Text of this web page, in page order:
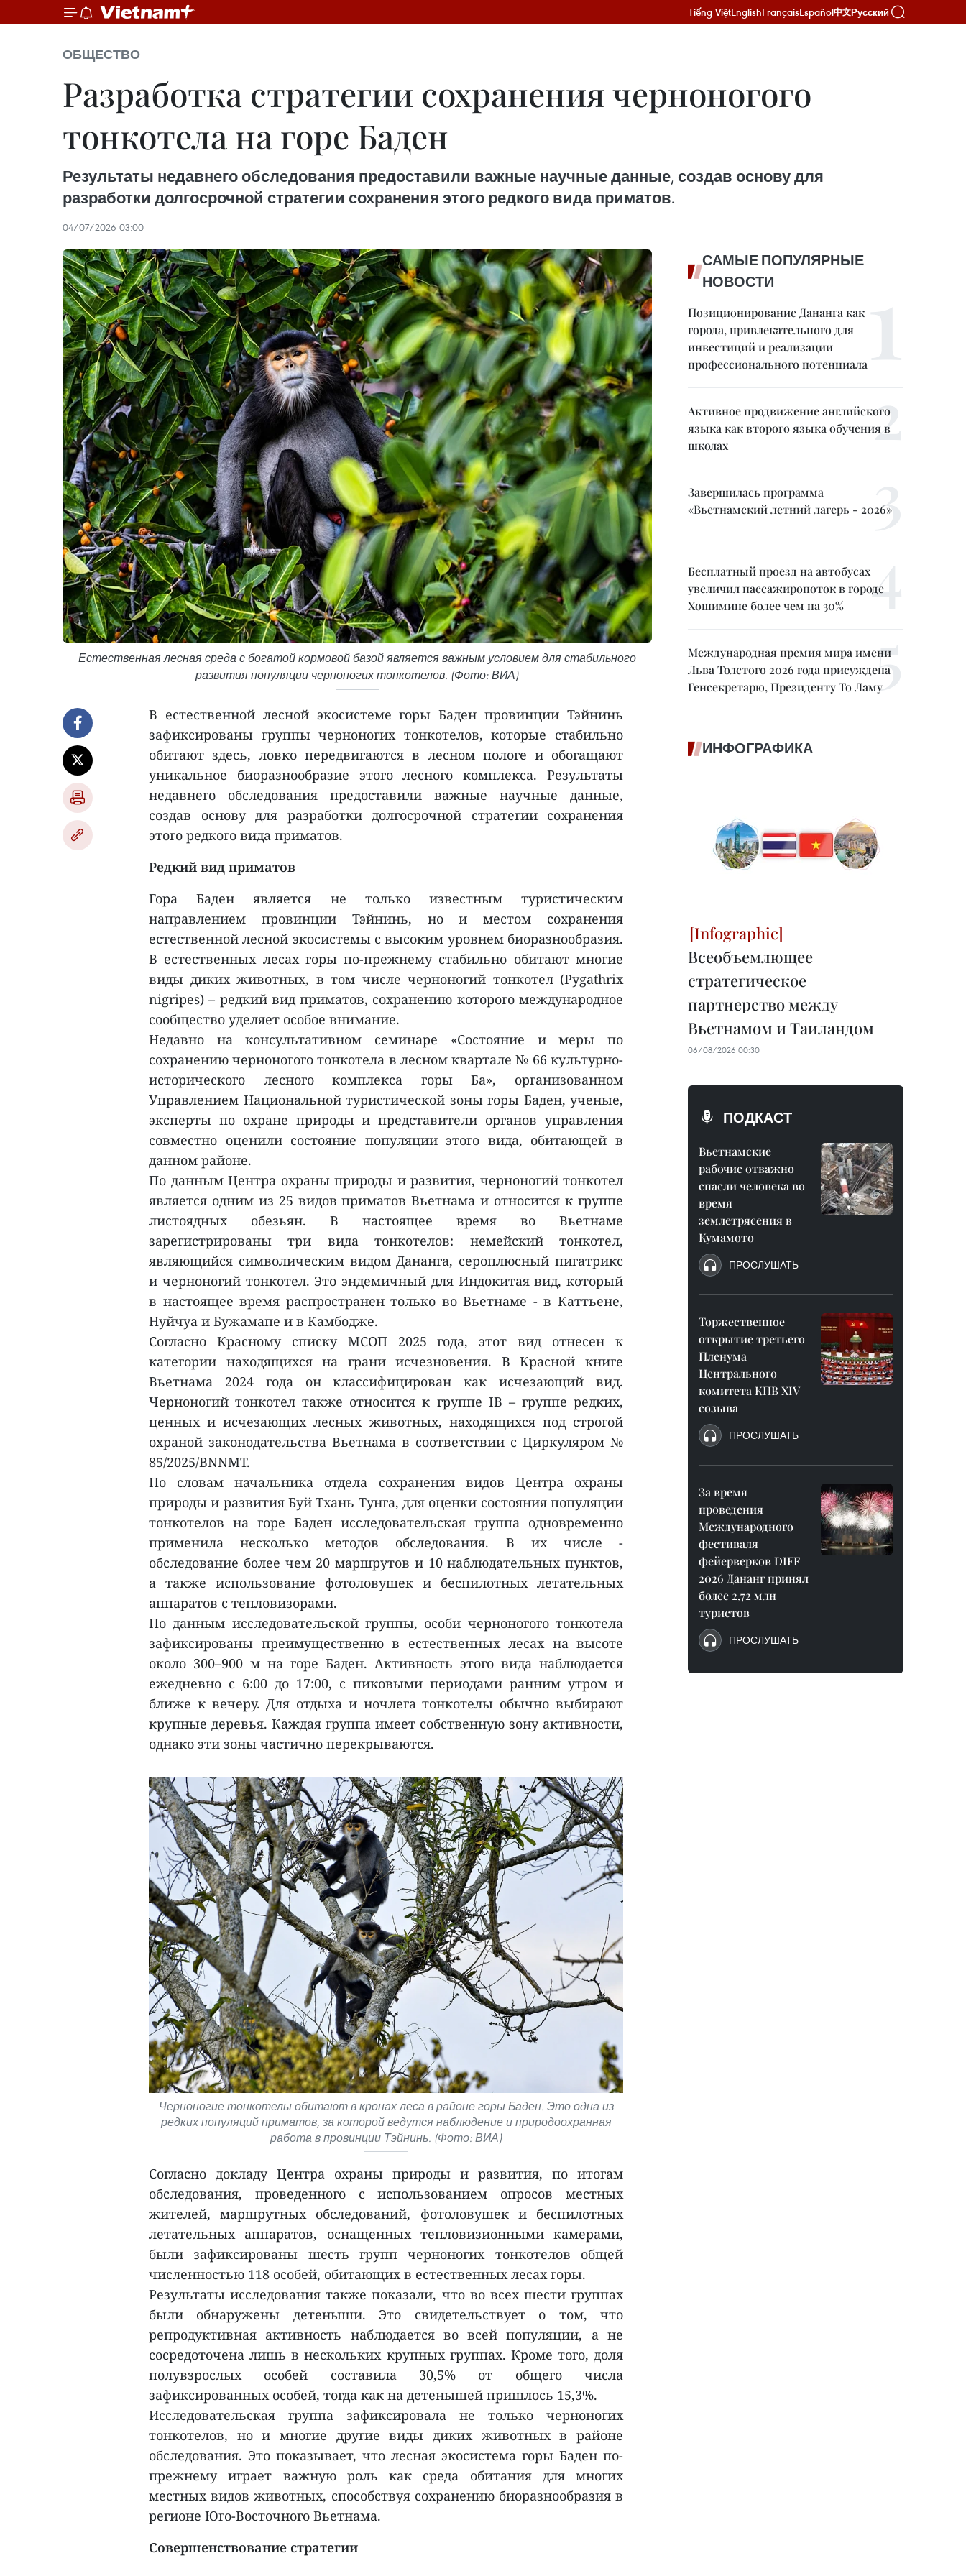
Tiếng ViệtEnglishFrançaisEspañol中文Русский
ОБЩЕСТВО
Разработка стратегии сохранения черноногого
тонкотела на горе Баден
Результаты недавнего обследования предоставили важные научные данные, создав основу для
разработки долгосрочной стратегии сохранения этого редкого вида приматов.
04/07/2026 03:00
Естественная лесная среда с богатой кормовой базой является важным условием для стабильного
развития популяции черноногих тонкотелов. (Фото: ВИА)
В естественной лесной экосистеме горы Баден провинции Тэйнинь
зафиксированы группы черноногих тонкотелов, которые стабильно
обитают здесь, ловко передвигаются в лесном пологе и обогащают
уникальное биоразнообразие этого лесного комплекса. Результаты
недавнего обследования предоставили важные научные данные,
создав основу для разработки долгосрочной стратегии сохранения
этого редкого вида приматов.
Редкий вид приматов
Гора Баден является не только известным туристическим
направлением провинции Тэйнинь, но и местом сохранения
естественной лесной экосистемы с высоким уровнем биоразнообразия.
В естественных лесах горы по-прежнему стабильно обитают многие
виды диких животных, в том числе черноногий тонкотел (Pygathrix
nigripes) – редкий вид приматов, сохранению которого международное
сообщество уделяет особое внимание.
Недавно на консультативном семинаре «Состояние и меры по
сохранению черноногого тонкотела в лесном квартале № 66 культурно-
исторического лесного комплекса горы Ба», организованном
Управлением Национальной туристической зоны горы Баден, ученые,
эксперты по охране природы и представители органов управления
совместно оценили состояние популяции этого вида, обитающей в
данном районе.
По данным Центра охраны природы и развития, черноногий тонкотел
является одним из 25 видов приматов Вьетнама и относится к группе
листоядных обезьян. В настоящее время во Вьетнаме
зарегистрированы три вида тонкотелов: немейский тонкотел,
являющийся символическим видом Дананга, сероплюсный пигатрикс
и черноногий тонкотел. Это эндемичный для Индокитая вид, который
в настоящее время распространен только во Вьетнаме - в Каттьене,
Нуйчуа и Бужамапе и в Камбодже.
Согласно Красному списку МСОП 2025 года, этот вид отнесен к
категории находящихся на грани исчезновения. В Красной книге
Вьетнама 2024 года он классифицирован как исчезающий вид.
Черноногий тонкотел также относится к группе IB – группе редких,
ценных и исчезающих лесных животных, находящихся под строгой
охраной законодательства Вьетнама в соответствии с Циркуляром №
85/2025/BNNMT.
По словам начальника отдела сохранения видов Центра охраны
природы и развития Буй Тхань Тунга, для оценки состояния популяции
тонкотелов на горе Баден исследовательская группа одновременно
применила несколько методов обследования. В их числе -
обследование более чем 20 маршрутов и 10 наблюдательных пунктов,
а также использование фотоловушек и беспилотных летательных
аппаратов с тепловизорами.
По данным исследовательской группы, особи черноногого тонкотела
зафиксированы преимущественно в естественных лесах на высоте
около 300–900 м на горе Баден. Активность этого вида наблюдается
ежедневно с 6:00 до 17:00, с пиковыми периодами ранним утром и
ближе к вечеру. Для отдыха и ночлега тонкотелы обычно выбирают
крупные деревья. Каждая группа имеет собственную зону активности,
однако эти зоны частично перекрываются.
Черноногие тонкотелы обитают в кронах леса в районе горы Баден. Это одна из
редких популяций приматов, за которой ведутся наблюдение и природоохранная
работа в провинции Тэйнинь. (Фото: ВИА)
Согласно докладу Центра охраны природы и развития, по итогам
обследования, проведенного с использованием опросов местных
жителей, маршрутных обследований, фотоловушек и беспилотных
летательных аппаратов, оснащенных тепловизионными камерами,
были зафиксированы шесть групп черноногих тонкотелов общей
численностью 118 особей, обитающих в естественных лесах горы.
Результаты исследования также показали, что во всех шести группах
были обнаружены детеныши. Это свидетельствует о том, что
репродуктивная активность наблюдается во всей популяции, а не
сосредоточена лишь в нескольких крупных группах. Кроме того, доля
полувзрослых особей составила 30,5% от общего числа
зафиксированных особей, тогда как на детенышей пришлось 15,3%.
Исследовательская группа зафиксировала не только черноногих
тонкотелов, но и многие другие виды диких животных в районе
обследования. Это показывает, что лесная экосистема горы Баден по-
прежнему играет важную роль как среда обитания для многих
местных видов животных, способствуя сохранению биоразнообразия в
регионе Юго-Восточного Вьетнама.
Совершенствование стратегии
САМЫЕ ПОПУЛЯРНЫЕ
НОВОСТИ
Позиционирование Дананга как
города, привлекательного для
инвестиций и реализации
профессионального потенциала
Активное продвижение английского
языка как второго языка обучения в
школах
Завершилась программа
«Вьетнамский летний лагерь - 2026»
Бесплатный проезд на автобусах
увеличил пассажиропоток в городе
Хошимине более чем на 30%
Международная премия мира имени
Льва Толстого 2026 года присуждена
Генсекретарю, Президенту То Ламу
ИНФОГРАФИКА
Всеобъемлющее
стратегическое
партнерство между
Вьетнамом и Таиландом
06/08/2026 00:30
ПОДКАСТ
Вьетнамские
рабочие отважно
спасли человека во
время
землетрясения в
Кумамото
ПРОСЛУШАТЬ
Торжественное
открытие третьего
Пленума
Центрального
комитета КПВ XIV
созыва
ПРОСЛУШАТЬ
За время
проведения
Международного
фестиваля
фейерверков DIFF
2026 Дананг принял
более 2,72 млн
туристов
ПРОСЛУШАТЬ